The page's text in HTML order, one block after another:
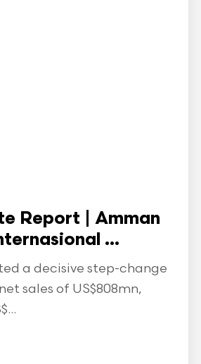
Report | Amman
...
a decisive step-change
sales of US$808mn,